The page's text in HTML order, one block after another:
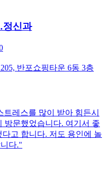
정신과
반포쇼핑타운 6동 3층
레스를 많이 받아 힘든시
방문했었습니다. 여기서 좋
고 합니다. 저도 용인에 놀
다."